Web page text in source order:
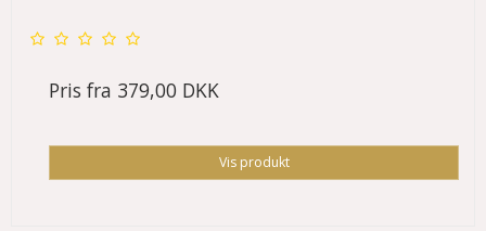
Pris fra 379,00 DKK
Vis produkt